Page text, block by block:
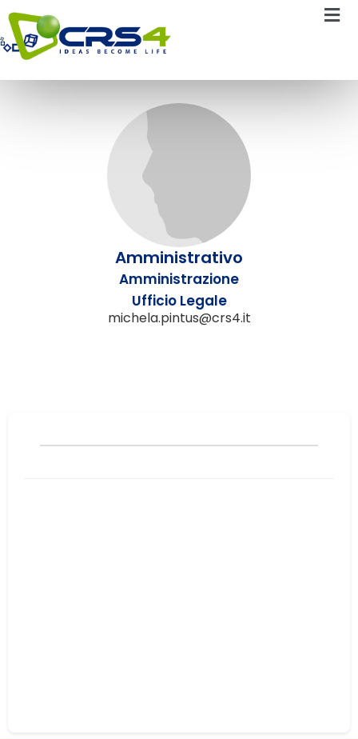
Amministrativo
Amministrazione
Ufficio Legale
michela.pintus@crs4.it